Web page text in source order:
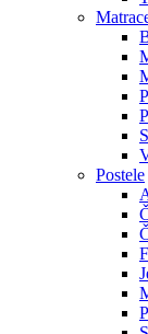
Postele